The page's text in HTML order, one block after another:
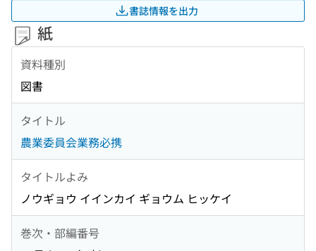
書誌情報を出力
紙
資料種別
図書
タイトル
農業委員会業務必携
タイトルよみ
ノウギョウ イインカイ ギョウム ヒッケイ
巻次・部編番号